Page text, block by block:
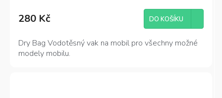
280 Kč DO KOŠÍKU
Dry Bag Vodotěsný vak na mobil pro všechny možné
modely mobilu.